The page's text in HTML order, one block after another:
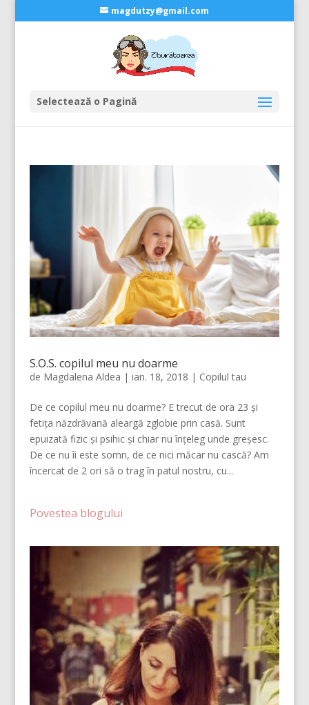
magdutzy@gmail.com
Selectează o Pagină
S.O.S. copilul meu nu doarme
de Magdalena Aldea | ian. 18, 2018 | Copilul tau
De ce copilul meu nu doarme? E trecut de ora 23 și
fetița năzdrăvană aleargă zglobie prin casă. Sunt
epuizată fizic și psihic și chiar nu înțeleg unde greșesc.
De ce nu îi este somn, de ce nici măcar nu cască? Am
încercat de 2 ori să o trag în patul nostru, cu...
Povestea blogului